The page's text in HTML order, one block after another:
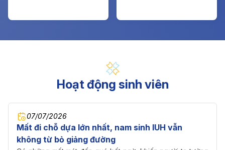
Hoạt động sinh viên
07/07/2026
Mất đi chỗ dựa lớn nhất, nam sinh IUH vẫn
không từ bỏ giảng đường